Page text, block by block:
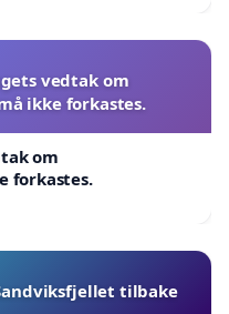
vedtak om
ikke forkastes.
om
forkastes.
tilbake